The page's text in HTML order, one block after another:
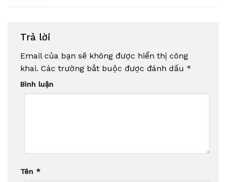
Trả lời
Email của bạn sẽ không được hiển thị công
khai. Các trường bắt buộc được đánh dấu *
Bình luận
Tên *